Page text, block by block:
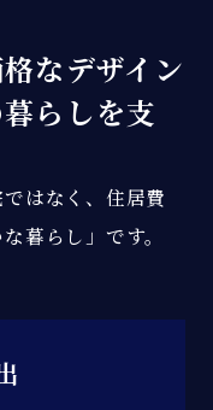
なデザイン
らしを支
はなく、住居費
暮らし」です。